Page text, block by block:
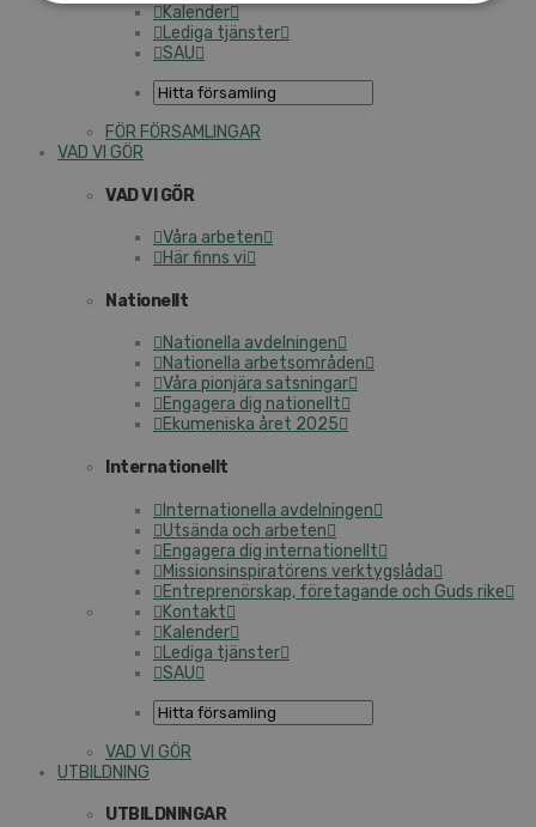
Kalender
Lediga tjänster
SAU
FÖR FÖRSAMLINGAR
VAD VI GÖR
VAD VI GÖR
Våra arbeten
Här finns vi
Nationellt
Nationella avdelningen
Nationella arbetsområden
Våra pionjära satsningar
Engagera dig nationellt
Ekumeniska året 2025
Internationellt
Internationella avdelningen
Utsända och arbeten
Engagera dig internationellt
Missionsinspiratörens verktygslåda
Entreprenörskap, företagande och Guds rike
Kontakt
Kalender
Lediga tjänster
SAU
VAD VI GÖR
UTBILDNING
UTBILDNINGAR